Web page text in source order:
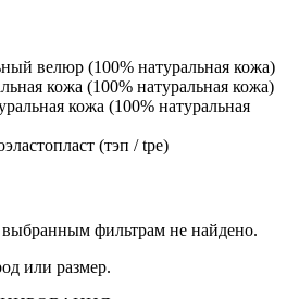
велюр (100% натуральная кожа)
кожа (100% натуральная кожа)
кожа (100% натуральная
(тэп / tpe)
фильтрам не найдено.
или размер.